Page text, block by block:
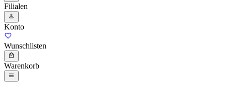
Filialen
Konto
Wunschlisten
Warenkorb